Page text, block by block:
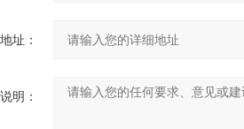
址：
明：